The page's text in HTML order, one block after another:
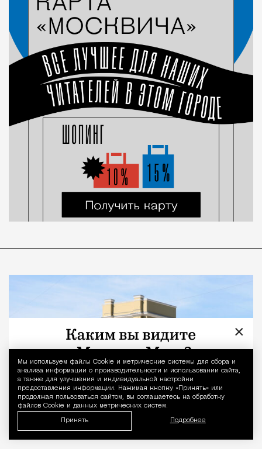
Уведомление
Мы используем файлы Сookie и метрические системы для сбора и
анализа информации о производительности и использовании сайта,
а также для улучшения и индивидуальной настройки
предоставления информации. Нажимая кнопку «Принять» или
продолжая пользоваться сайтом, вы соглашаетесь на обработку
файлов Cookie и данных метрических систем.
Принять Подробнее
×